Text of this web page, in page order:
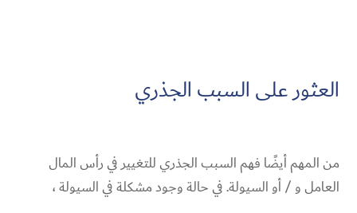
العثور على السبب الجذري
من المهم أيضًا فهم السبب الجذري للتغيير في رأس المال
العامل و / أو السيولة. في حالة وجود مشكلة في السيولة ،